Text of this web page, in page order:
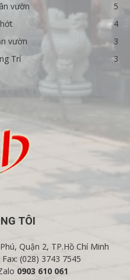
vườn
5
4
vườn
3
Trí
3
TÔI
Quận 2, TP.Hồ Chí Minh
(028) 3743 7545
0903 610 061